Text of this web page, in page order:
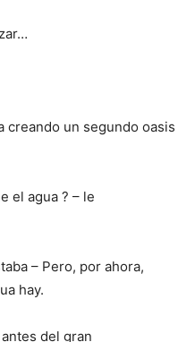
creando un segundo oasis
el agua ? – le
– Pero, por ahora,
hay.
del gran